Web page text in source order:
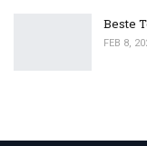
Beste
FEB 8,